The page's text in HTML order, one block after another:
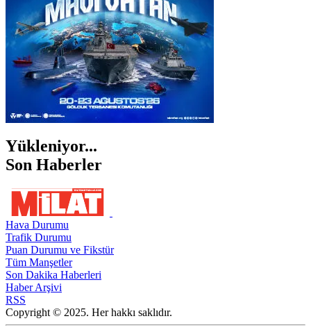
Yükleniyor...
Son Haberler
Hava Durumu
Trafik Durumu
Puan Durumu ve Fikstür
Tüm Manşetler
Son Dakika Haberleri
Haber Arşivi
RSS
Copyright © 2025. Her hakkı saklıdır.